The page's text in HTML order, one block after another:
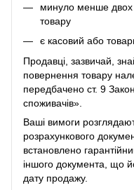
минуло менше двох
товару
є касовий або
Продавці, зазвичай,
повернення товару
передбачено ст. 9
споживачів».
Ваші вимоги
розрахункового
встановлено
іншого документа, що
дату продажу.